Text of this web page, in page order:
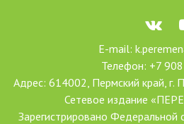
E-mail:
Телефон: +7
Адрес: 614002, Пермский край, г.
Сетевое издание
Зарегистрировано